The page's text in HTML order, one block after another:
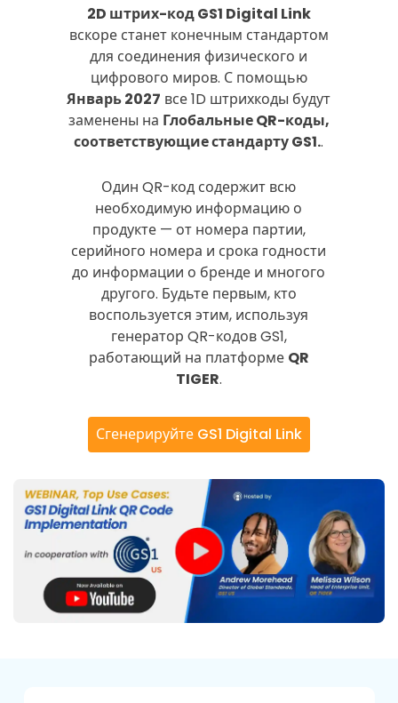
2D штрих-код GS1 Digital Link
вскоре станет конечным стандартом
для соединения физического и
цифрового миров. С помощью
Январь 2027 все 1D штрихкоды будут
заменены на Глобальные QR-коды,
соответствующие стандарту GS1..
Один QR-код содержит всю
необходимую информацию о
продукте — от номера партии,
серийного номера и срока годности
до информации о бренде и многого
другого. Будьте первым, кто
воспользуется этим, используя
генератор QR-кодов GS1,
работающий на платформе QR
TIGER.
Сгенерируйте GS1 Digital Link